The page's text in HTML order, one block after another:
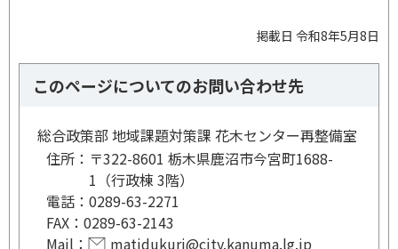
掲載日 令和8年5月8日
このページについてのお問い合わせ先
総合政策部 地域課題対策課 花木センター再整備室
住所： 〒322-8601 栃木県鹿沼市今宮町1688-
1（行政棟 3階）
電話： 0289-63-2271
FAX： 0289-63-2143
Mail：
matidukuri@city.kanuma.lg.jp